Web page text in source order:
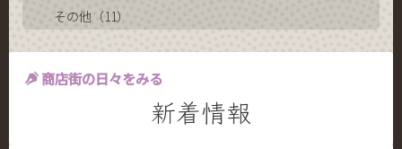
その他（11）
商店街の日々をみる
新着情報